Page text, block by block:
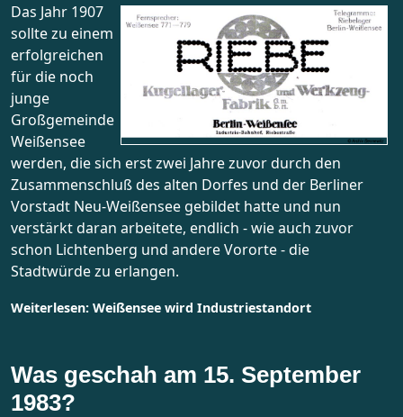
Das Jahr 1907
sollte zu einem
erfolgreichen
für die noch
junge
Großgemeinde
Weißensee
werden, die sich erst zwei Jahre zuvor durch den
Zusammenschluß des alten Dorfes und der Berliner
Vorstadt Neu-Weißensee gebildet hatte und nun
verstärkt daran arbeitete, endlich - wie auch zuvor
schon Lichtenberg und andere Vororte - die
Stadtwürde zu erlangen.
Weiterlesen: Weißensee wird Industriestandort
Was geschah am 15. September
1983?